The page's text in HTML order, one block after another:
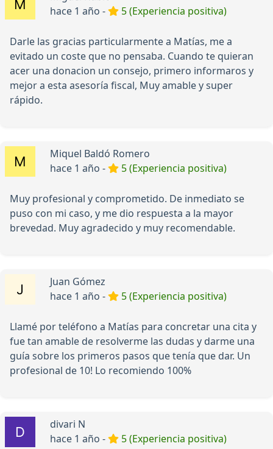
hace 1 año -
5 (Experiencia positiva)
Darle las gracias particularmente a Matías, me a
evitado un coste que no pensaba. Cuando te quieran
acer una donacion un consejo, primero informaros y
mejor a esta asesoría fiscal, Muy amable y super
rápido.
Miquel Baldó Romero
hace 1 año -
5 (Experiencia positiva)
Muy profesional y comprometido. De inmediato se
puso con mi caso, y me dio respuesta a la mayor
brevedad. Muy agradecido y muy recomendable.
Juan Gómez
hace 1 año -
5 (Experiencia positiva)
Llamé por teléfono a Matías para concretar una cita y
fue tan amable de resolverme las dudas y darme una
guía sobre los primeros pasos que tenía que dar. Un
profesional de 10! Lo recomiendo 100%
divari N
hace 1 año -
5 (Experiencia positiva)